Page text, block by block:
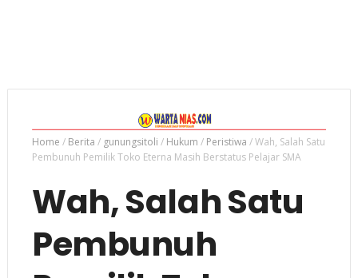
Home / Berita / gunungsitoli / Hukum / Peristiwa /Wah, Salah Satu
Pembunuh Pemilik Toko Eterna Masih Berstatus Pelajar SMA
Wah, Salah Satu
Pembunuh